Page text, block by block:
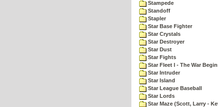
Stampede
Standoff
Stapler
Star Base Fighter
Star Crystals
Star Destroyer
Star Dust
Star Fights
Star Fleet I - The War
Star Intruder
Star Island
Star League Baseball
Star Lords
Star Maze (Scott, Larry -